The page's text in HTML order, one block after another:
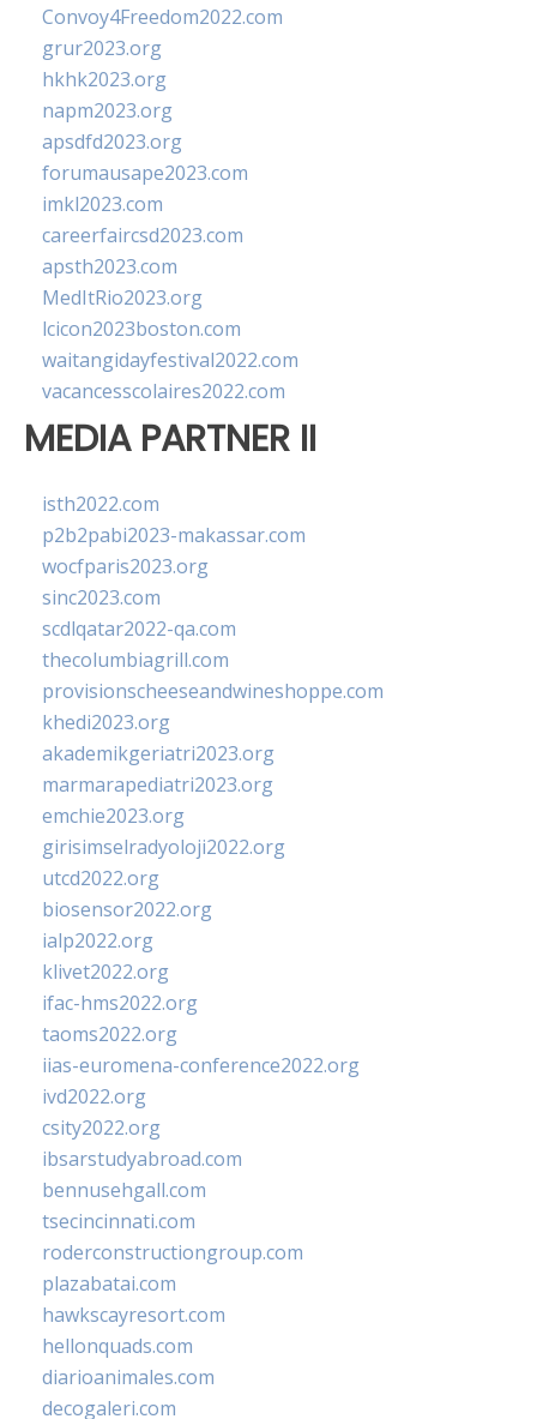
Convoy4Freedom2022.com
grur2023.org
hkhk2023.org
napm2023.org
apsdfd2023.org
forumausape2023.com
imkl2023.com
careerfaircsd2023.com
apsth2023.com
MedItRio2023.org
lcicon2023boston.com
waitangidayfestival2022.com
vacancesscolaires2022.com
MEDIA PARTNER II
isth2022.com
p2b2pabi2023-makassar.com
wocfparis2023.org
sinc2023.com
scdlqatar2022-qa.com
thecolumbiagrill.com
provisionscheeseandwineshoppe.com
khedi2023.org
akademikgeriatri2023.org
marmarapediatri2023.org
emchie2023.org
girisimselradyoloji2022.org
utcd2022.org
biosensor2022.org
ialp2022.org
klivet2022.org
ifac-hms2022.org
taoms2022.org
iias-euromena-conference2022.org
ivd2022.org
csity2022.org
ibsarstudyabroad.com
bennusehgall.com
tsecincinnati.com
roderconstructiongroup.com
plazabatai.com
hawkscayresort.com
hellonquads.com
diarioanimales.com
decogaleri.com